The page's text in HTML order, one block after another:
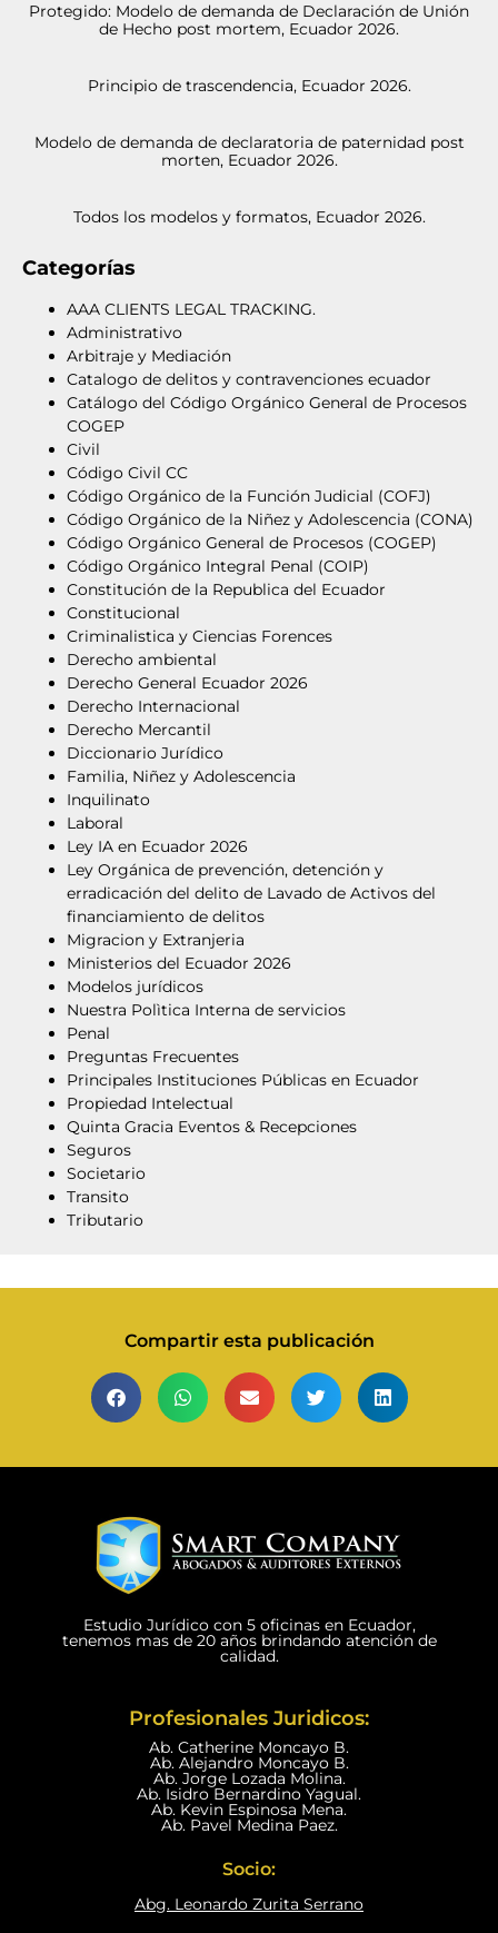
Protegido: Modelo de demanda de Declaración de Unión
de Hecho post mortem, Ecuador 2026.
Principio de trascendencia, Ecuador 2026.
Modelo de demanda de declaratoria de paternidad post
morten, Ecuador 2026.
Todos los modelos y formatos, Ecuador 2026.
Categorías
AAA CLIENTS LEGAL TRACKING.
Administrativo
Arbitraje y Mediación
Catalogo de delitos y contravenciones ecuador
Catálogo del Código Orgánico General de Procesos
COGEP
Civil
Código Civil CC
Código Orgánico de la Función Judicial (COFJ)
Código Orgánico de la Niñez y Adolescencia (CONA)
Código Orgánico General de Procesos (COGEP)
Código Orgánico Integral Penal (COIP)
Constitución de la Republica del Ecuador
Constitucional
Criminalistica y Ciencias Forences
Derecho ambiental
Derecho General Ecuador 2026
Derecho Internacional
Derecho Mercantil
Diccionario Jurídico
Familia, Niñez y Adolescencia
Inquilinato
Laboral
Ley IA en Ecuador 2026
Ley Orgánica de prevención, detención y
erradicación del delito de Lavado de Activos del
financiamiento de delitos
Migracion y Extranjeria
Ministerios del Ecuador 2026
Modelos jurídicos
Nuestra Polìtica Interna de servicios
Penal
Preguntas Frecuentes
Principales Instituciones Públicas en Ecuador
Propiedad Intelectual
Quinta Gracia Eventos & Recepciones
Seguros
Societario
Transito
Tributario
Compartir esta publicación
Estudio Jurídico con 5 oficinas en Ecuador,
tenemos mas de 20 años brindando atención de
calidad.
Profesionales Juridicos:
Ab. Catherine Moncayo B.
Ab. Alejandro Moncayo B.
Ab. Jorge Lozada Molina.
Ab. Isidro Bernardino Yagual.
Ab. Kevin Espinosa Mena.
Ab. Pavel Medina Paez.
Socio:
Abg. Leonardo Zurita Serrano